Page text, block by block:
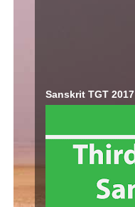
Sanskrit TGT 2017